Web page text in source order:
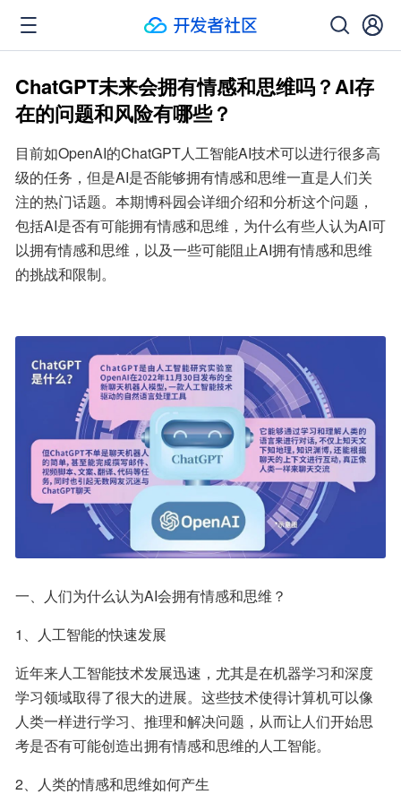
ChatGPT未来会拥有情感和思维吗？AI存
在的问题和风险有哪些？
目前如OpenAI的ChatGPT人工智能AI技术可以进行很多高
级的任务，但是AI是否能够拥有情感和思维一直是人们关
注的热门话题。本期博科园会详细介绍和分析这个问题，
包括AI是否有可能拥有情感和思维，为什么有些人认为AI可
以拥有情感和思维，以及一些可能阻止AI拥有情感和思维
的挑战和限制。
一、人们为什么认为AI会拥有情感和思维？
1、人工智能的快速发展
近年来人工智能技术发展迅速，尤其是在机器学习和深度
学习领域取得了很大的进展。这些技术使得计算机可以像
人类一样进行学习、推理和解决问题，从而让人们开始思
考是否有可能创造出拥有情感和思维的人工智能。
2、人类的情感和思维如何产生